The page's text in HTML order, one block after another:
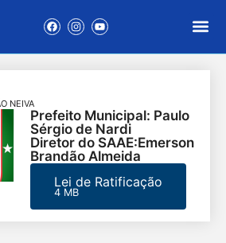
NEIVA
Prefeito Municipal: Paulo
Sérgio de Nardi
Diretor do SAAE:Emerson
Brandão Almeida
Lei de Ratificação
4 MB